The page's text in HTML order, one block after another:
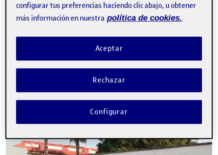
00:00
Reproductor
Reproductor
configurar tus preferencias haciendo clic abajo, u obtener
más información en nuestra política de cookies.
Rechazar
Aceptar
Configurar